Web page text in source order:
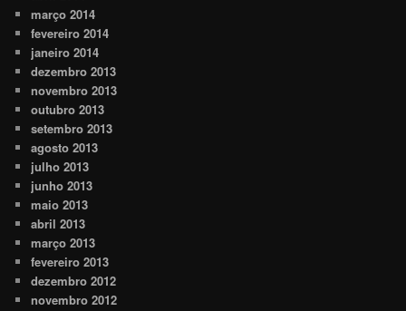
março 2014
fevereiro 2014
janeiro 2014
dezembro 2013
novembro 2013
outubro 2013
setembro 2013
agosto 2013
julho 2013
junho 2013
maio 2013
abril 2013
março 2013
fevereiro 2013
dezembro 2012
novembro 2012